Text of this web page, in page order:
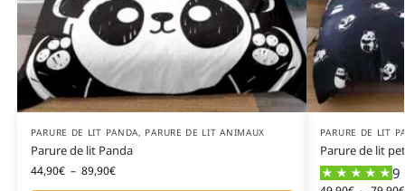
PARURE DE LIT PANDA, PARURE DE LIT ANIMAUX
Parure de lit Panda
44,90€ – 89,90€
PARURE DE LIT
Parure de lit
9